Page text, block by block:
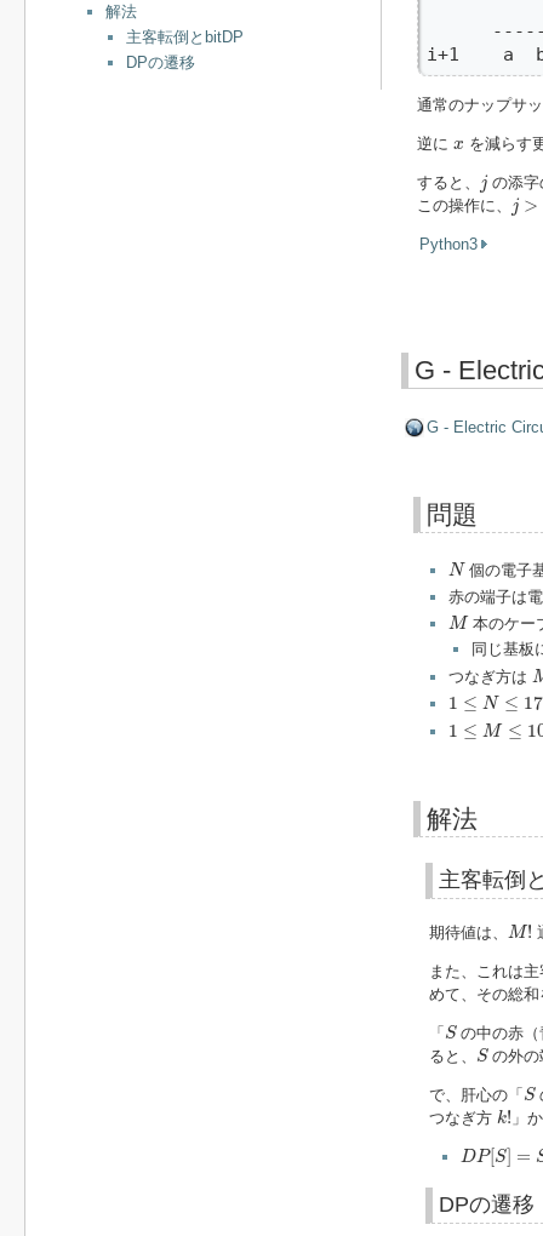
解法
主客転倒とbitDP
DPの遷移
i+1    a
通常のナップサ
逆に x
x を減らす
すると、 jの添字
この操作に、
j >
j>K
Python3
G -
G - Electric
問題
N
N 個の電子
赤の端子は
M
M 本のケー
同じ基板
つなぎ方は
1 ≤ N ≤ 17
1 N ≤17
1 ≤ M ≤
≤ 10
解法
主客転倒
期待値は、 M!
M!
また、これは
めて、その総
「 S
Sの中の赤
ると、
S
Sの外の
で、肝心の「 S
S
つなぎ方 k!
k! 」
DP[S] =
DP[S]=
DPの遷移